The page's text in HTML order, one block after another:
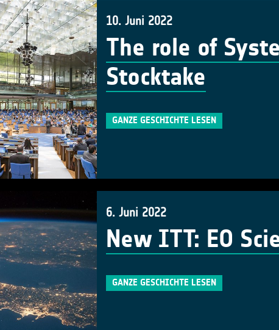
10. Juni 2022
The role of
Stocktake
GANZE GESCHICHTE LESEN
6. Juni 2022
New ITT: EO
GANZE GESCHICHTE LESEN